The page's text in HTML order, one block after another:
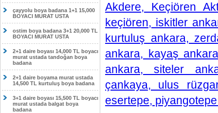
çayyolu boya badana 1+1 15,000
BOYACI MURAT USTA
ostim boya badana 3+1 20,000 TL
BOYACI MURAT USTA
2+1 daire boyası 14,000 TL boyacı
murat ustada tandoğan boya
badana
2+1 daire boyama murat ustada
14,500 TL kurtuluş boya badana
3+1 daire boyası 15,500 TL boyacı
murat ustada balgat boya
badana
Akdere, Keçiören
keçiören, iskitler
kurtuluş ankara,
ankara, kayaş
ankara, siteler
çankaya, ulus
esertepe,